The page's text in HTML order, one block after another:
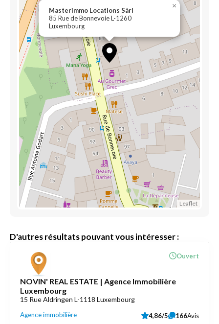
Masterimmo Locations Sàrl
85 Rue de Bonnevoie L-1260
Luxembourg
×
Leaflet
D'autres résultats pouvant vous intéresser :
NOVIN' REAL ESTATE | Agence Immobilière
Luxembourg
15 Rue Aldringen L-1118 Luxembourg
Agence immobilière
Ouvert
4,86/5 166Avis